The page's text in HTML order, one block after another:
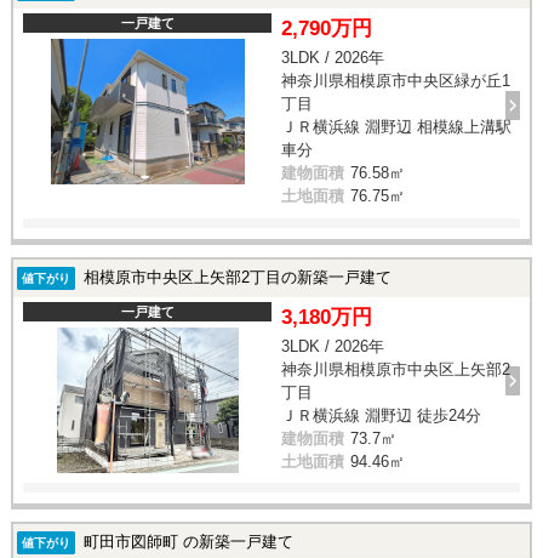
一戸建て 2,790万円
3LDK / 2026年
神奈川県相模原市中央区緑が丘1
丁目
ＪＲ横浜線 淵野辺 相模線上溝駅
車分
建物面積 76.58㎡
土地面積 76.75㎡
値下がり 相模原市中央区上矢部2丁目の新築一戸建て
一戸建て 3,180万円
3LDK / 2026年
神奈川県相模原市中央区上矢部2
丁目
ＪＲ横浜線 淵野辺 徒歩24分
建物面積 73.7㎡
土地面積 94.46㎡
値下がり 町田市図師町 の新築一戸建て